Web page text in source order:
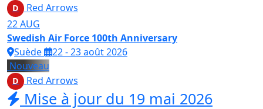
D
Red Arrows
22AUG
Swedish Air Force 100th Anniversary
Suède
22 - 23 août 2026
Nouveau
D Red Arrows
Mise à jour du 19 mai 2026